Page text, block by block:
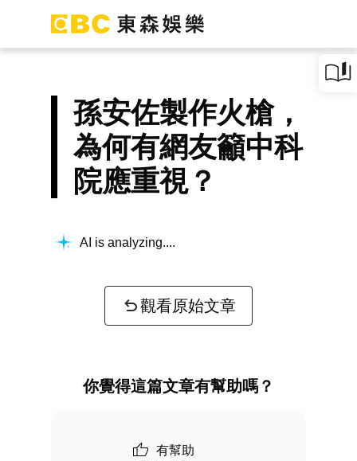
孫安佐製作火槍，
為何有網友籲中科
院應重視？
AI is analyzing...
觀看原始文章
你覺得這篇文章有幫助嗎？
有幫助